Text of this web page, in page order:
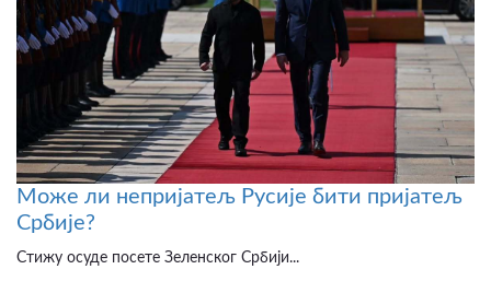
Може ли непријатељ Русије бити пријатељ
Србије?
Стижу осуде посете Зеленског Србији...